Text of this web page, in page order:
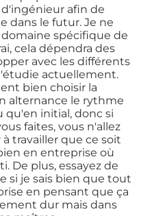
afin de
dans le futur. Je ne
spécifique de
cela dépendra des
avec les différents
actuellement.
bien choisir la
alternance le rythme
qu'en initial, donc si
faites, vous n'allez
travailler que ce soit
en entreprise où
De plus, essayez de
si je sais bien que tout
en pensant que ça
dur mais dans